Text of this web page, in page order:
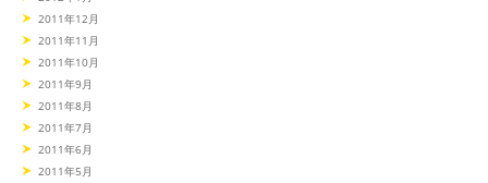
2011年12月
2011年11月
2011年10月
2011年9月
2011年8月
2011年7月
2011年6月
2011年5月